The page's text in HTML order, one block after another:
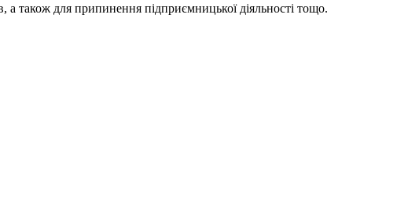
а також для припинення підприємницької діяльності тощо.